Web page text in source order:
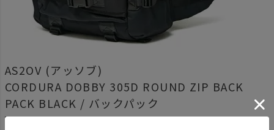
AS2OV (アッソブ)
CORDURA DOBBY 305D ROUND ZIP BACK
PACK BLACK / バックパック